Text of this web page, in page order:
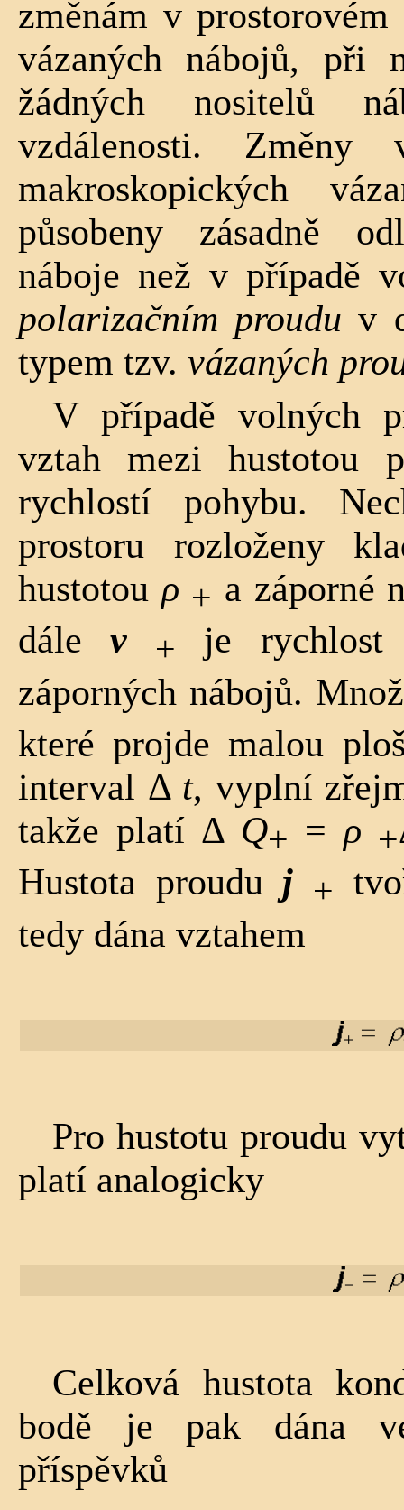
změnám v
vázaných nábojů, při
žádných nositelů
vzdálenosti. Změny
makroskopických
působeny zásadně
náboje než v případě
polarizačním proudu v
typem tzv. vázaných
V případě volných
vztah mezi hustotou
rychlostí pohybu.
prostoru rozlo­ženy
hustotou ρ + a záporné
dále
v + je
záporných nábojů.
které projde malou
interval Δ t, vyplní
takže platí Δ Q+ = ρ +
Hustota proudu j +
tedy dána vzta­hem
Pro hustotu proudu
platí analogicky
Celková hustota
bodě je pak dána
příspěvků